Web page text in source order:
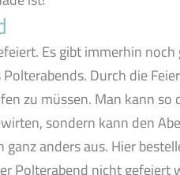
Es gibt immerhin
Durch die
zu müssen. Man kann
sondern kann den
anders aus. Hier
Polterabend nicht